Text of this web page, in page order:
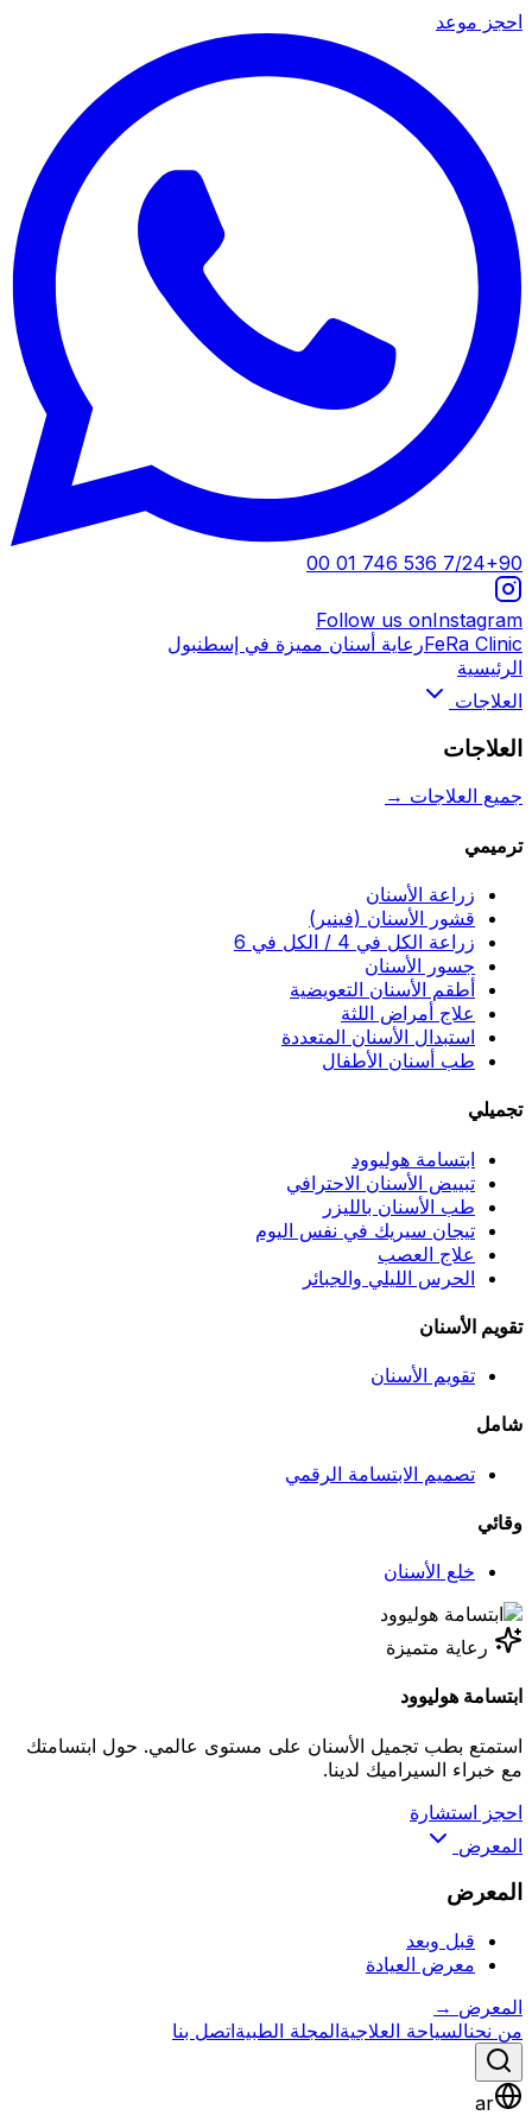
احجز موعد
7/24+90 536 746 01 00
Follow us onInstagram
FeRa Clinicرعاية أسنان مميزة في إسطنبول
الرئيسية
العلاجات
العلاجات
جميع العلاجات →
ترميمي
زراعة الأسنان
قشور الأسنان (فينير)
زراعة الكل في 4 / الكل في 6
جسور الأسنان
أطقم الأسنان التعويضية
علاج أمراض اللثة
استبدال الأسنان المتعددة
طب أسنان الأطفال
تجميلي
ابتسامة هوليوود
تبييض الأسنان الاحترافي
طب الأسنان بالليزر
تيجان سيريك في نفس اليوم
علاج العصب
الحرس الليلي والجبائر
تقويم الأسنان
تقويم الأسنان
شامل
تصميم الابتسامة الرقمي
وقائي
خلع الأسنان
رعاية متميزة
ابتسامة هوليوود
استمتع بطب تجميل الأسنان على مستوى عالمي. حول ابتسامتك
مع خبراء السيراميك لدينا.
احجز استشارة
المعرض
المعرض
قبل وبعد
معرض العيادة
المعرض →
من نحنالسياحة العلاجيةالمجلة الطبيةاتصل بنا
ar